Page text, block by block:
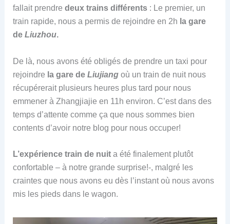
fallait prendre deux trains différents : Le premier, un
train rapide, nous a permis de rejoindre en 2h la gare
de Liuzhou.
De là, nous avons été obligés de prendre un taxi pour
rejoindre la gare de Liujiangoù un train de nuit nous
récupérerait plusieurs heures plus tard pour nous
emmener à Zhangjiajie en 11h environ. C’est dans des
temps d’attente comme ça que nous sommes bien
contents d’avoir notre blog pour nous occuper!
L’expérience train de nuita été finalement plutôt
confortable – à notre grande surprise!-, malgré les
craintes que nous avons eu dès l’instant où nous avons
mis les pieds dans le wagon.